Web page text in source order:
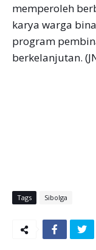
memperoleh
karya warga
program
berkelanjutan.
Tags Sibolga